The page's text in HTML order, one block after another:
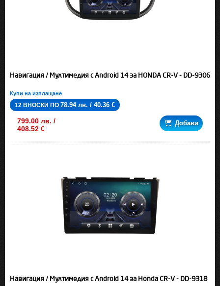
Навигация / Мултимедия с Android 14 за HONDA CR-V - DD-9306
Купи на изплащане
12 ВНОСКИ ПО 78.94 лв. / 40.36 €
799.00 лв. /
408.52 €
Добави
Навигация / Мултимедия с Android 14 за Honda CR-V - DD-9318